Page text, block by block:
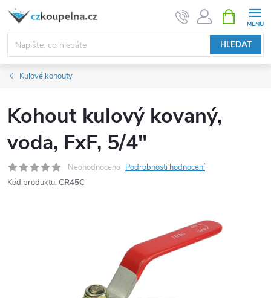
Přejít
obsah
HLEDAT
NÁKUPNÍ
KOŠÍK
Kulové kohouty
Kohout kulový kovaný,
voda, FxF, 5/4"
Neohodnoceno Podrobnosti hodnocení
Kód produktu: CR45C